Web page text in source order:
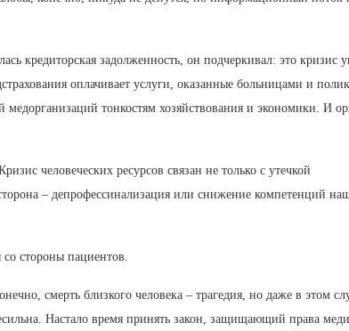
кредиторская задолженность, он подчеркивал: это кризис
оплачивает услуги, оказанные больницами и
тонкостям хозяйствования и экономики. И
человеческих ресурсов связан не только с утечкой
– депрофессинализация или снижение компетенций
стороны пациентов.
смерть близкого человека – трагедия, но даже в этом
Настало время принять закон, защищающий права